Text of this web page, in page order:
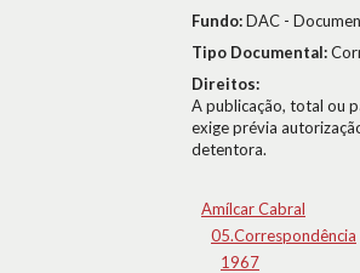
Fundo:DAC -
Tipo Documental:
Direitos:
A publicação, total ou
exige prévia
detentora.
Amílcar Cabral
05.Correspondência
1967